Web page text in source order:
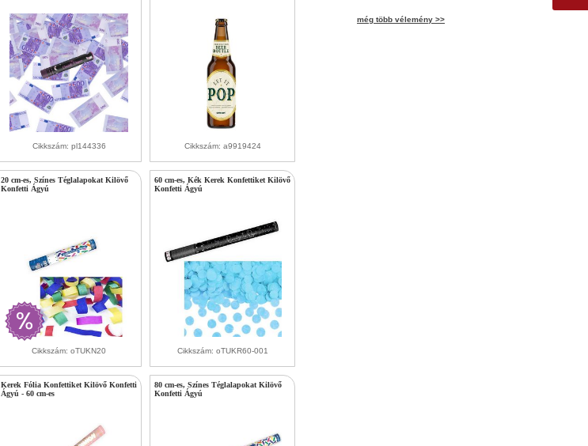
Cikkszám: pl144336 Cikkszám: a9919424
20 cm-es, Színes Téglalapokat Kilövő
Konfetti Ágyú
Cikkszám: oTUKN20
60 cm-es, Kék Kerek Konfettiket Kilövő
Konfetti Ágyú
Cikkszám: oTUKR60-001
Kerek Fólia Konfettiket Kilövő Konfetti
Ágyú - 60 cm-es
80 cm-es, Színes Téglalapokat Kilövő
Konfetti Ágyú
még több vélemény >>